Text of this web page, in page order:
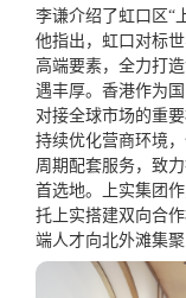
李谦介绍了虹口区“
他指出，虹口对标
高端要素，全力打造
遇丰厚。香港作为
对接全球市场的重
持续优化营商环境
周期配套服务，致
首选地。上实集团
托上实搭建双向合
端人才向北外滩集